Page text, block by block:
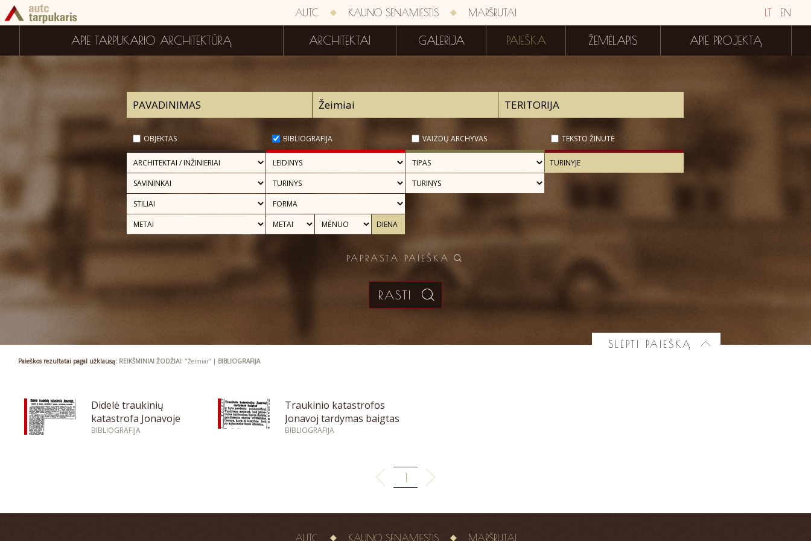
LT EN
AUTC KAUNO SENAMIESTIS MARŠRUTAI
APIE TARPUKARIO ARCHITEKTŪRĄ ARCHITEKTAI GALERIJA PAIEŠKA ŽEMĖLAPIS APIE PROJEKTĄ
OBJEKTAS BIBLIOGRAFIJA VAIZDŲ ARCHYVAS TEKSTO ŽINUTĖ
PAPRASTA PAIEŠKA
SLĖPTI PAIEŠKĄ
Paieškos rezultatai pagal užklausą: REIKŠMINIAI ŽODŽIAI: "Žeimiai" | BIBLIOGRAFIJA
Didelė traukinių
katastrofa Jonavoje
BIBLIOGRAFIJA
Traukinio katastrofos
Jonavoj tardymas baigtas
BIBLIOGRAFIJA
1
AUTC KAUNO SENAMIESTIS MARŠRUTAI